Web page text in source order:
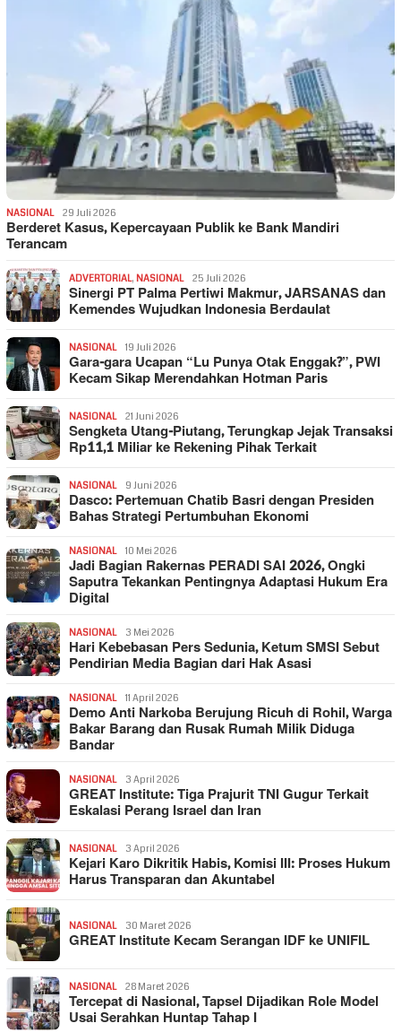
NASIONAL 29 Juli 2026
Berderet Kasus, Kepercayaan Publik ke Bank Mandiri
Terancam
ADVERTORIAL, NASIONAL 25 Juli 2026
Sinergi PT Palma Pertiwi Makmur, JARSANAS dan
Kemendes Wujudkan Indonesia Berdaulat
NASIONAL 19 Juli 2026
Gara-gara Ucapan “Lu Punya Otak Enggak?”, PWI
Kecam Sikap Merendahkan Hotman Paris
NASIONAL 21 Juni 2026
Sengketa Utang-Piutang, Terungkap Jejak Transaksi
Rp11,1 Miliar ke Rekening Pihak Terkait
NASIONAL 9 Juni 2026
Dasco: Pertemuan Chatib Basri dengan Presiden
Bahas Strategi Pertumbuhan Ekonomi
NASIONAL 10 Mei 2026
Jadi Bagian Rakernas PERADI SAI 2026, Ongki
Saputra Tekankan Pentingnya Adaptasi Hukum Era
Digital
NASIONAL 3 Mei 2026
Hari Kebebasan Pers Sedunia, Ketum SMSI Sebut
Pendirian Media Bagian dari Hak Asasi
NASIONAL 11 April 2026
Demo Anti Narkoba Berujung Ricuh di Rohil, Warga
Bakar Barang dan Rusak Rumah Milik Diduga
Bandar
NASIONAL 3 April 2026
GREAT Institute: Tiga Prajurit TNI Gugur Terkait
Eskalasi Perang Israel dan Iran
NASIONAL 3 April 2026
Kejari Karo Dikritik Habis, Komisi III: Proses Hukum
Harus Transparan dan Akuntabel
NASIONAL 30 Maret 2026
GREAT Institute Kecam Serangan IDF ke UNIFIL
NASIONAL 28 Maret 2026
Tercepat di Nasional, Tapsel Dijadikan Role Model
Usai Serahkan Huntap Tahap I